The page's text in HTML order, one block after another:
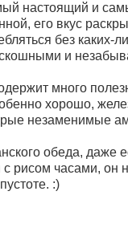
настоящий и
его вкус
без каких-
и
много
хорошо,
незаменимые
обеда, даже
рисом часами, он
:)